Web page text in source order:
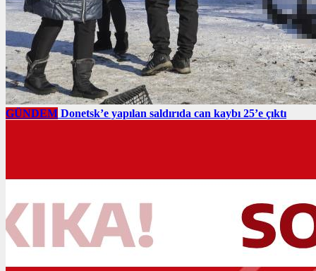
GÜNDEM Donetsk’e yapılan saldırıda can kaybı 25’e çıktı